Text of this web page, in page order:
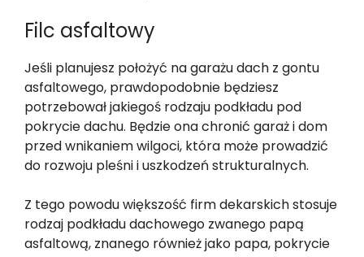
Filc asfaltowy
Jeśli planujesz położyć na garażu dach z gontu
asfaltowego, prawdopodobnie będziesz
potrzebował jakiegoś rodzaju podkładu pod
pokrycie dachu. Będzie ona chronić garaż i dom
przed wnikaniem wilgoci, która może prowadzić
do rozwoju pleśni i uszkodzeń strukturalnych.
Z tego powodu większość firm dekarskich stosuje
rodzaj podkładu dachowego zwanego papą
asfaltową, znanego również jako papa, pokrycie